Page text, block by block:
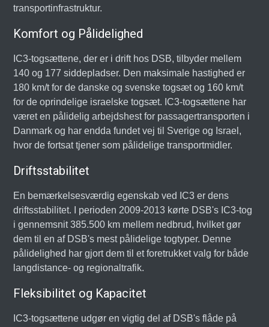
transportinfrastruktur.
Komfort og Pålidelighed
IC3-togsættene, der er i drift hos DSB, tilbyder mellem
140 og 177 siddepladser. Den maksimale hastighed er
180 km/t for de danske og svenske togsæt og 160 km/t
for de oprindelige israelske togsæt. IC3-togsættene har
været en pålidelig arbejdshest for passagertransporten i
Danmark og har endda fundet vej til Sverige og Israel,
hvor de fortsat tjener som pålidelige transportmidler.
Driftsstabilitet
En bemærkelsesværdig egenskab ved IC3 er dens
driftsstabilitet. I perioden 2009-2013 kørte DSB's IC3-tog
i gennemsnit 385.500 km mellem nedbrud, hvilket gør
dem til en af DSB's mest pålidelige togtyper. Denne
pålidelighed har gjort dem til et foretrukket valg for både
langdistance- og regionaltrafik.
Fleksibilitet og Kapacitet
IC3-togsættene udgør en vigtig del af DSB's flåde på